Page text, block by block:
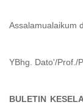
Assalamualaikum
YBhg. Dato'/Prof./
BULETIN